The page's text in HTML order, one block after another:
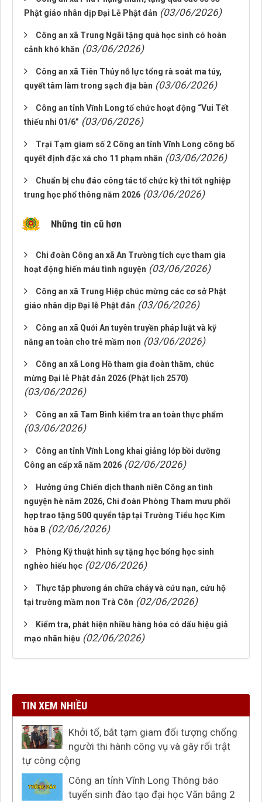
Phật giáo nhân dịp Đại Lễ Phật đản (03/06/2026)
Công an xã Trung Ngãi tặng quà học sinh có hoàn
cảnh khó khăn (03/06/2026)
Công an xã Tiên Thủy nỗ lực tổng rà soát ma túy,
quyết tâm làm trong sạch địa bàn (03/06/2026)
Công an tỉnh Vĩnh Long tổ chức hoạt động “Vui Tết
thiếu nhi 01/6” (03/06/2026)
Trại Tạm giam số 2 Công an tỉnh Vĩnh Long công bố
quyết định đặc xá cho 11 phạm nhân (03/06/2026)
Chuẩn bị chu đáo công tác tổ chức kỳ thi tốt nghiệp
trung học phổ thông năm 2026 (03/06/2026)
Những tin cũ hơn
Chi đoàn Công an xã An Trường tích cực tham gia
hoạt động hiến máu tình nguyện (03/06/2026)
Công an xã Trung Hiệp chúc mừng các cơ sở Phật
giáo nhân dịp Đại lễ Phật đản (03/06/2026)
Công an xã Quới An tuyên truyền pháp luật và kỹ
năng an toàn cho trẻ mầm non (03/06/2026)
Công an xã Long Hồ tham gia đoàn thăm, chúc
mừng Đại lễ Phật đản 2026 (Phật lịch 2570)
(03/06/2026)
Công an xã Tam Bình kiểm tra an toàn thực phẩm
(03/06/2026)
Công an tỉnh Vĩnh Long khai giảng lớp bồi dưỡng
Công an cấp xã năm 2026 (02/06/2026)
Hưởng ứng Chiến dịch thanh niên Công an tình
nguyện hè năm 2026, Chi đoàn Phòng Tham mưu phối
hợp trao tặng 500 quyển tập tại Trường Tiểu học Kim
hòa B (02/06/2026)
Phòng Kỹ thuật hình sự tặng học bổng học sinh
nghèo hiếu học (02/06/2026)
Thực tập phương án chữa cháy và cứu nạn, cứu hộ
tại trường mầm non Trà Côn (02/06/2026)
Kiểm tra, phát hiện nhiều hàng hóa có dấu hiệu giả
mạo nhãn hiệu (02/06/2026)
TIN XEM NHIỀU
Khởi tố, bắt tạm giam đối tượng chống
người thi hành công vụ và gây rối trật
tự công cộng
Công an tỉnh Vĩnh Long Thông báo
tuyển sinh đào tạo đại học Văn bằng 2